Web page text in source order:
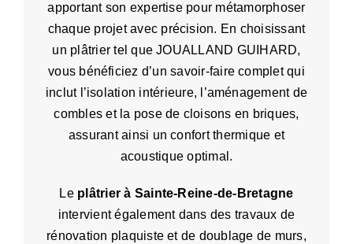
apportant son expertise pour métamorphoser
chaque projet avec précision. En choisissant
un plâtrier tel que JOUALLAND GUIHARD,
vous bénéficiez d’un savoir-faire complet qui
inclut l’isolation intérieure, l’aménagement de
combles et la pose de cloisons en briques,
assurant ainsi un confort thermique et
acoustique optimal.
Le plâtrier à Sainte-Reine-de-Bretagne
intervient également dans des travaux de
rénovation plaquiste et de doublage de murs,